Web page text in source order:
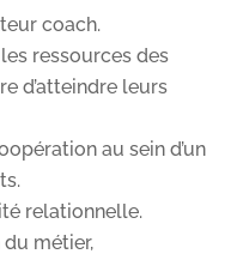
coach.
ressources des
d’atteindre leurs
au sein d’un
relationnelle.
métier,